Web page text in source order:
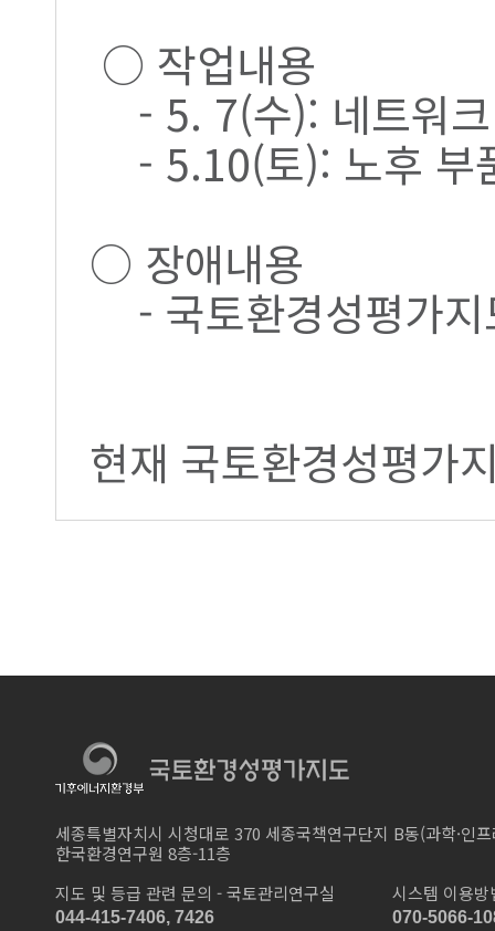
○ 작업내용
- 5. 7(수): 네트워
- 5.10(토): 노후 부
○ 장애내용
- 국토환경성평가지
현재 국토환경성평가
세종특별자치시 시청대로 370 세종국책연구단지 B동(과학·인
한국환경연구원 8층-11층
지도 및 등급 관련 문의 - 국토관리연구실
044-415-7406, 7426
시스템 이용
070-5066-